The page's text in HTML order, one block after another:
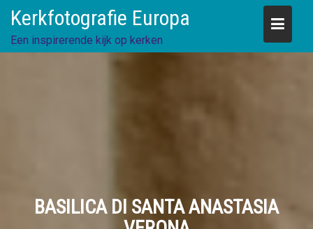
content
Kerkfotografie Europa
Een inspirerende kijk op kerken
BASILICA DI SANTA ANASTASIA